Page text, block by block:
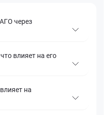
через
влияет на его
на